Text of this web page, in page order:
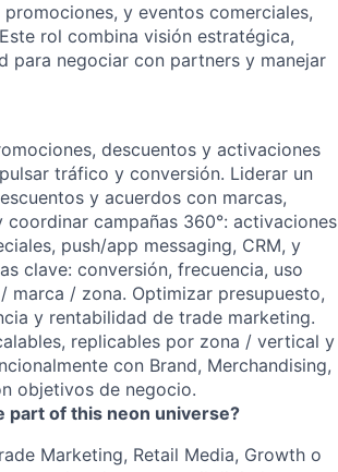
y eventos comerciales,
rol combina visión estratégica,
para negociar con partners y manejar
descuentos y activaciones
tráfico y conversión. Liderar un
y acuerdos con marcas,
campañas 360°: activaciones
push/app messaging, CRM, y
clave: conversión, frecuencia, uso
marca / zona. Optimizar presupuesto,
y rentabilidad de trade marketing.
replicables por zona / vertical y
con Brand, Merchandising,
objetivos de negocio.
part of this neon universe?
Marketing, Retail Media, Growth o